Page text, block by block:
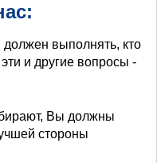
должен выполнять, кто
и другие вопросы -
Вы должны
стороны